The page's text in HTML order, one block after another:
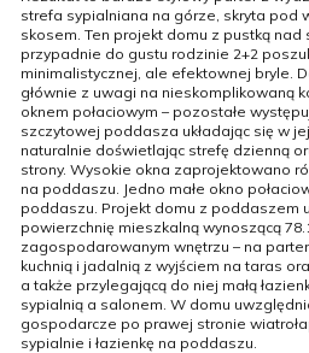
strefa sypialniana na górze, skryta pod
skosem. Ten projekt domu z pustką
przypadnie do gustu rodzinie 2+2
minimalistycznej, ale efektownej bryle.
głównie z uwagi na nieskomplikowaną
oknem połaciowym – pozostałe
szczytowej poddasza układając się w
naturalnie doświetlając strefę dzienną
strony. Wysokie okna zaprojektowano
na poddaszu. Jedno małe okno
poddaszu. Projekt domu z poddaszem
powierzchnię mieszkalną wynoszącą
zagospodarowanym wnętrzu – na
kuchnią i jadalnią z wyjściem na taras
a także przylegającą do niej małą
sypialnią a salonem. W domu
gospodarcze po prawej stronie
sypialnie i łazienkę na poddaszu.